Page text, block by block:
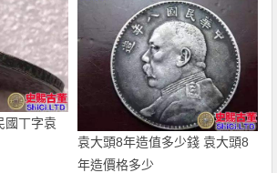
國丅字袁
袁大頭8年造值多少錢 袁大頭8
年造價格多少